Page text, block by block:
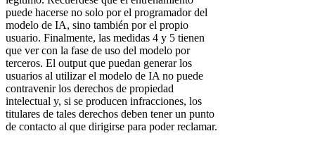
puede hacerse no solo por el programador del
modelo de IA, sino también por el propio
usuario. Finalmente, las medidas 4 y 5 tienen
que ver con la fase de uso del modelo por
terceros. El output que puedan generar los
usuarios al utilizar el modelo de IA no puede
contravenir los derechos de propiedad
intelectual y, si se producen infracciones, los
titulares de tales derechos deben tener un punto
de contacto al que dirigirse para poder reclamar.